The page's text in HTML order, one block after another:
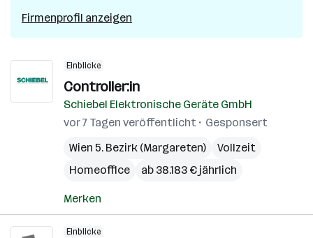
Firmenprofil anzeigen
Einblicke
Controller:in
Schiebel Elektronische Geräte GmbH
vor 7 Tagen veröffentlicht
Gesponsert
Wien 5. Bezirk (Margareten)
Vollzeit
Homeoffice
ab 38.183 € jährlich
Merken
Einblicke